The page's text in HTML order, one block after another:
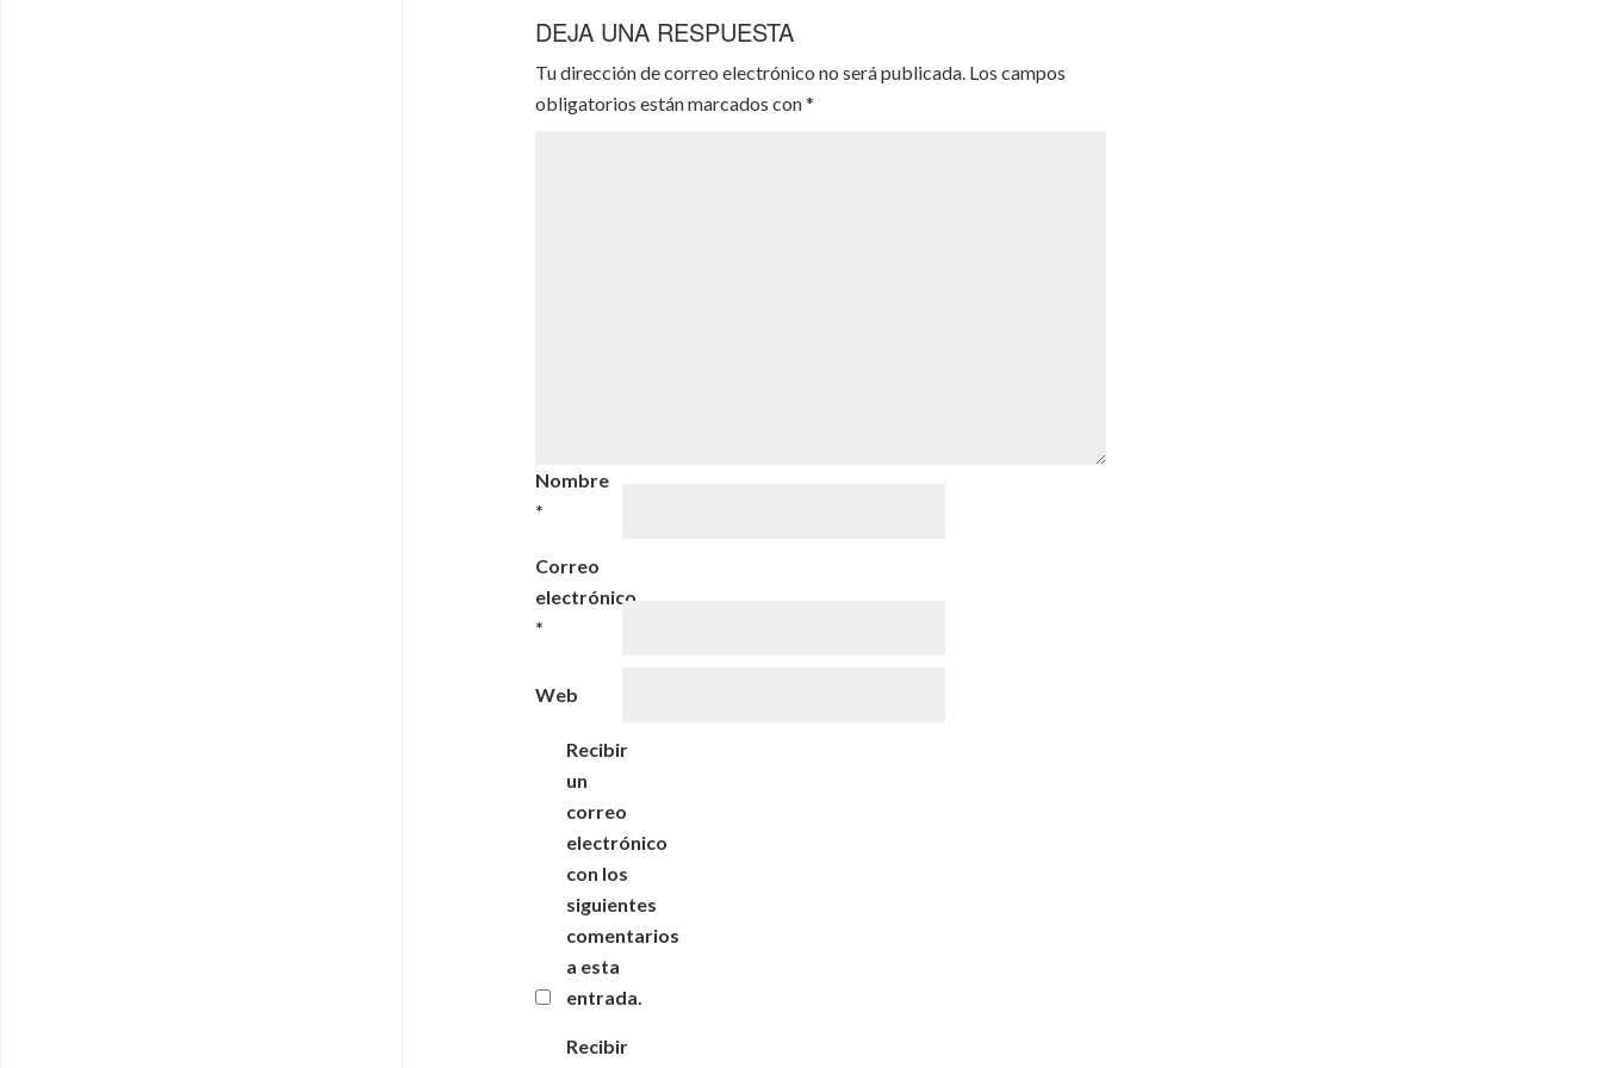
DEJA UNA RESPUESTA
Tu dirección de correo electrónico no será publicada. Los campos
obligatorios están marcados con*
Nombre
*
Correo
electrónico
*
Web
Recibir
un
correo
electrónico
con los
siguientes
comentarios
a esta
entrada.
Recibir